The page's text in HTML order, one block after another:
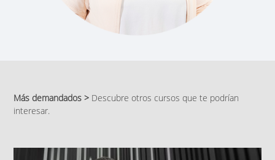
Más demandados > Descubre otros cursos que te podrían
interesar.